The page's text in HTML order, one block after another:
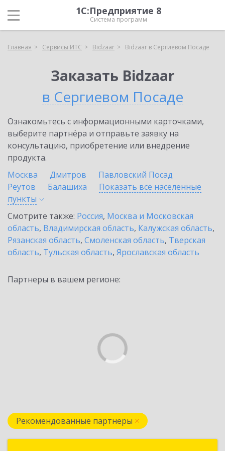
1С:Предприятие 8
Система программ
Главная Сервисы ИТС Bidzaar Bidzaar в Сергиевом Посаде
Заказать Bidzaar
в Сергиевом Посаде
Ознакомьтесь с информационными карточками,
выберите партнёра и отправьте заявку на
консультацию, приобретение или внедрение
продукта.
Москва
Дмитров
Павловский Посад
Реутов
Балашиха
Показать все населенные
пункты
Смотрите также: Россия, Москва и Московская
область, Владимирская область, Калужская область,
Рязанская область, Смоленская область, Тверская
область, Тульская область, Ярославская область
Партнеры в вашем регионе:
Рекомендованные партнеры